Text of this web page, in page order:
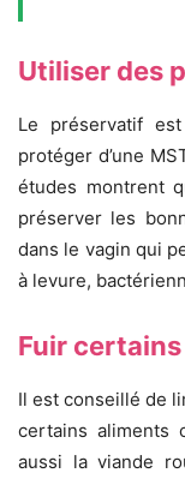
Utiliser des
Le préservatif
protéger d’une
études montrent
préserver les
dans le vagin qui
à levure,
Fuir
Il est conseillé de
certains aliments
aussi la viande